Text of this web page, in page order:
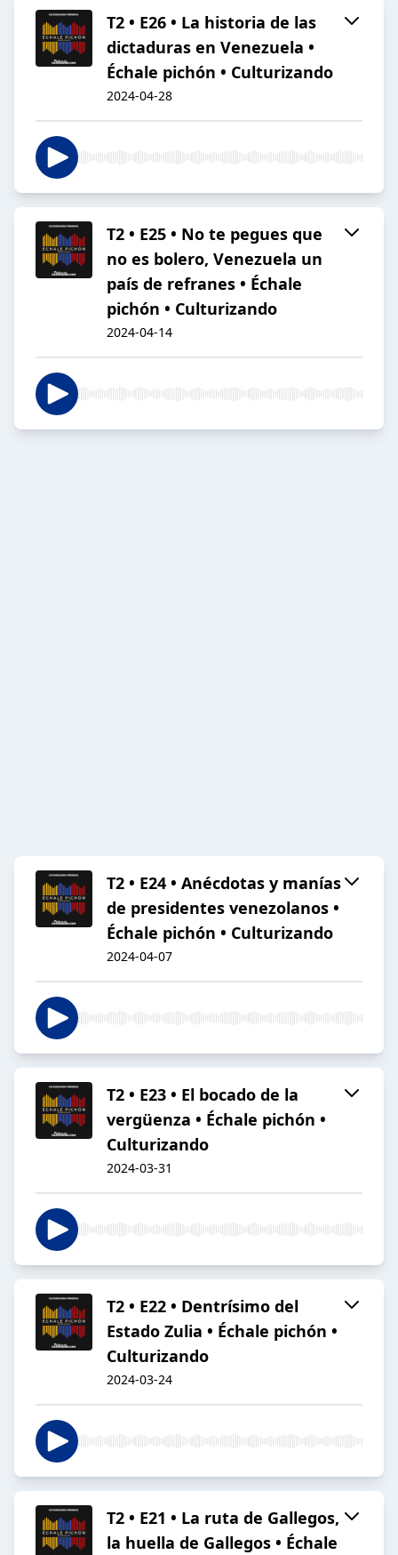
T2 • E26 • La historia de las
dictaduras en Venezuela •
Échale pichón • Culturizando
2024-04-28
T2 • E25 • No te pegues que
no es bolero, Venezuela un
país de refranes • Échale
pichón • Culturizando
2024-04-14
T2 • E24 • Anécdotas y manías
de presidentes venezolanos •
Échale pichón • Culturizando
2024-04-07
T2 • E23 • El bocado de la
vergüenza • Échale pichón •
Culturizando
2024-03-31
T2 • E22 • Dentrísimo del
Estado Zulia • Échale pichón •
Culturizando
2024-03-24
T2 • E21 • La ruta de Gallegos,
la huella de Gallegos • Échale